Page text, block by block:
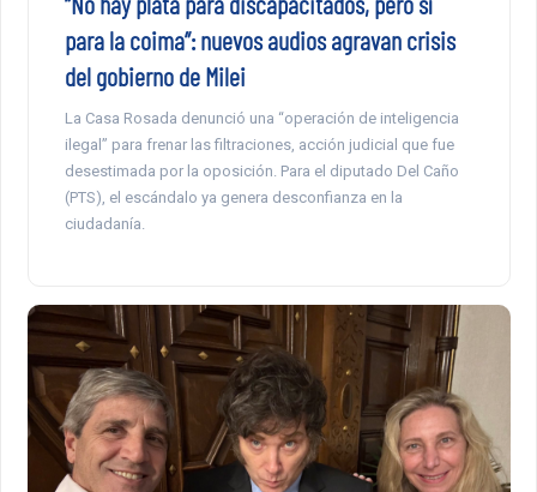
para la coima”: nuevos audios agravan crisis
del gobierno de Milei
La Casa Rosada denunció una “operación de inteligencia
ilegal” para frenar las filtraciones, acción judicial que fue
desestimada por la oposición. Para el diputado Del Caño
(PTS), el escándalo ya genera desconfianza en la
ciudadanía.